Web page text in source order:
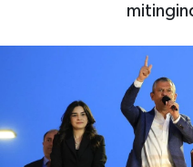
Gayrimenkul
Spor